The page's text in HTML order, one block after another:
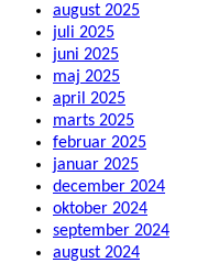
august 2025
juli 2025
juni 2025
maj 2025
april 2025
marts 2025
februar 2025
januar 2025
december 2024
oktober 2024
september 2024
august 2024